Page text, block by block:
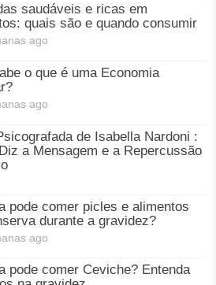
saudáveis e ricas em
quais são e quando consumir
ago
o que é uma Economia
ago
de Isabella Nardoni :
a Mensagem e a Repercussão
pode comer picles e alimentos
durante a gravidez?
ago
pode comer Ceviche? Entenda